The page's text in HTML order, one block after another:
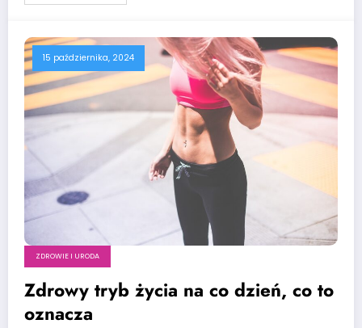
15 października, 2024
ZDROWIE I URODA
Zdrowy tryb życia na co dzień, co to
oznacza